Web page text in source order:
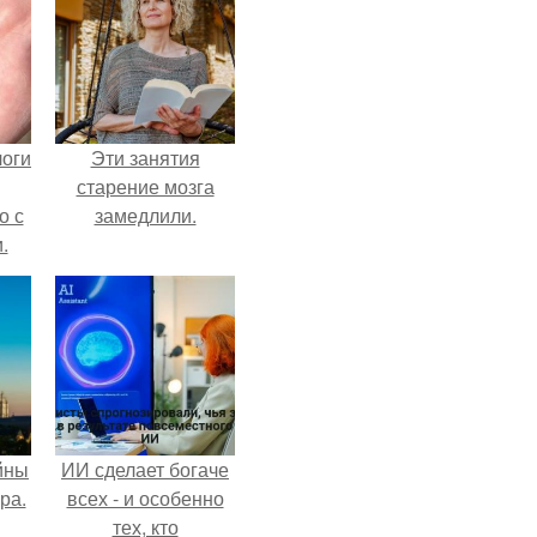
с
Эти занятия
старение мозга
замедлили.
ИИ сделает богаче
всех - и особенно
тех, кто